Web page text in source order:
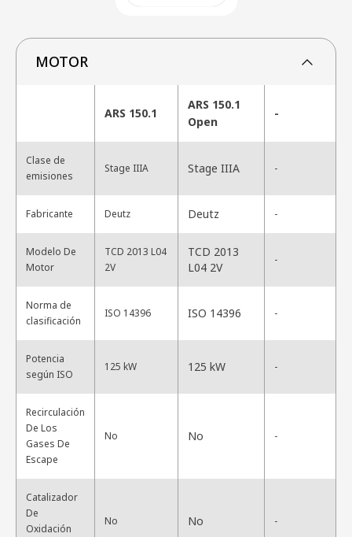
MOTOR
ARS 150.1
ARS 150.1
Open
-
Clase de
emisiones
Stage IIIA Stage IIIA -
Fabricante Deutz Deutz -
Modelo De
Motor
TCD 2013 L04
2V
TCD 2013
L04 2V
-
Norma de
clasificación
ISO 14396 ISO 14396 -
Potencia
según ISO
125 kW 125 kW -
Recirculación
De Los
Gases De
Escape
No No -
Catalizador
De
Oxidación
No No -